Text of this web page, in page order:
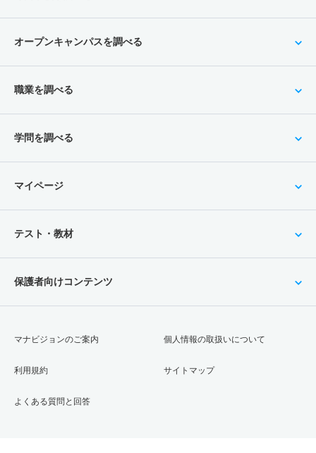
オープンキャンパスを調べる
職業を調べる
学問を調べる
マイページ
テスト・教材
保護者向けコンテンツ
マナビジョンのご案内
利用規約
よくある質問と回答
個人情報の取扱いについて
サイトマップ